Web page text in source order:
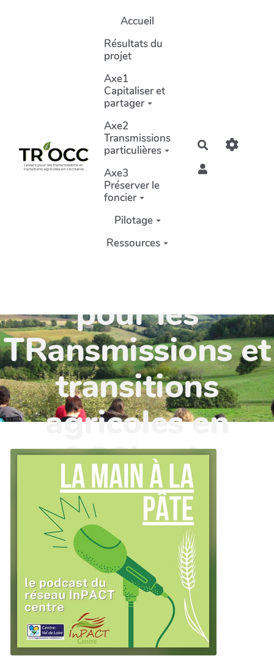
Aller au contenu principalAccueil
Résultats du
projet
Axe1
Capitaliser et
partager
Axe2
Transmissions
particulières
Axe3
Préserver le
foncier
Pilotage
Ressources
Rechercher
pour les
TRansmissions et
transitions
agricoles en
OCCitanie